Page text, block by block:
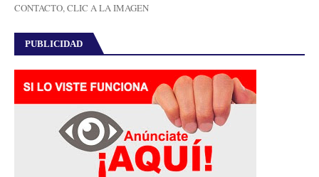
CONTACTO, CLIC A LA IMAGEN
PUBLICIDAD